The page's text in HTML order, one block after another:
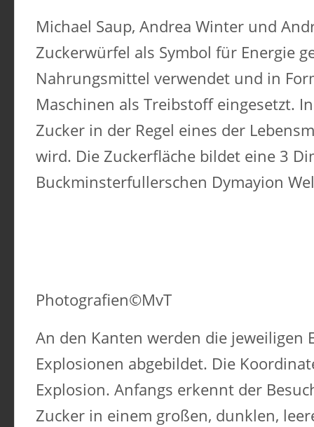
Michael Saup, Andrea Winter und
Zuckerwürfel als Symbol für Energie
Nahrungsmittel verwendet und in
Maschinen als Treibstoff eingesetzt.
Zucker in der Regel eines der
wird. Die Zuckerfläche bildet eine 3
Buckminsterfullerschen Dymayion
Photografien©MvT
An den Kanten werden die jeweiligen
Explosionen abgebildet. Die
Explosion. Anfangs erkennt der
Zucker in einem großen, dunklen,